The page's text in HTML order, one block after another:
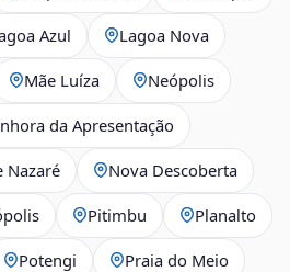
Azul Lagoa Nova
Mãe Luíza Neópolis
da Apresentação
Nazaré Nova Descoberta
Pitimbu Planalto
Potengi Praia do Meio